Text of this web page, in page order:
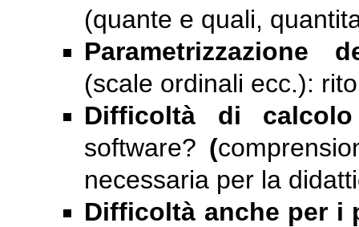
(quante e quali,
Parametrizzazione
(scale ordinali ecc.):
Difficoltà di
software? (
necessaria per la
Difficoltà anche per i